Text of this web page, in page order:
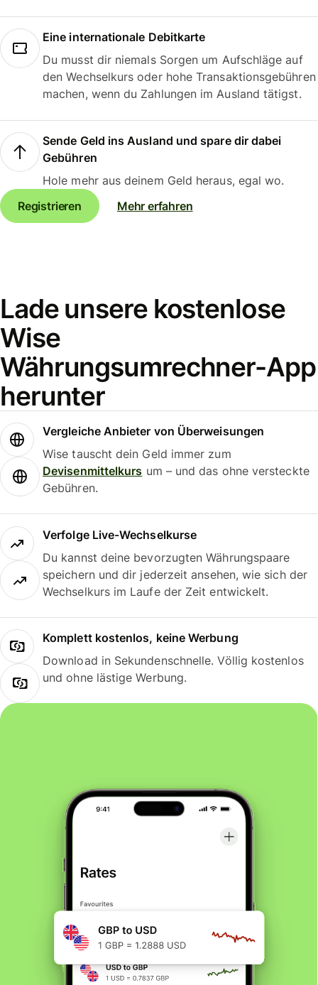
Eine internationale Debitkarte
Du musst dir niemals Sorgen um Aufschläge auf
den Wechselkurs oder hohe Transaktionsgebühren
machen, wenn du Zahlungen im Ausland tätigst.
Sende Geld ins Ausland und spare dir dabei
Gebühren
Hole mehr aus deinem Geld heraus, egal wo.
Registrieren
Mehr erfahren
Lade unsere kostenlose
Wise
Währungsumrechner-App
herunter
Vergleiche Anbieter von Überweisungen
Wise tauscht dein Geld immer zum
Devisenmittelkurs um – und das ohne versteckte
Gebühren.
Verfolge Live-Wechselkurse
Du kannst deine bevorzugten Währungspaare
speichern und dir jederzeit ansehen, wie sich der
Wechselkurs im Laufe der Zeit entwickelt.
Komplett kostenlos, keine Werbung
Download in Sekundenschnelle. Völlig kostenlos
und ohne lästige Werbung.